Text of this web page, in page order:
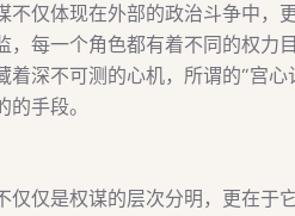
不仅体现在外部的政治斗争中，
，每一个角色都有着不同的权力
着深不可测的心机，所谓的“宫
手段。
仅仅是权谋的层次分明，更在于